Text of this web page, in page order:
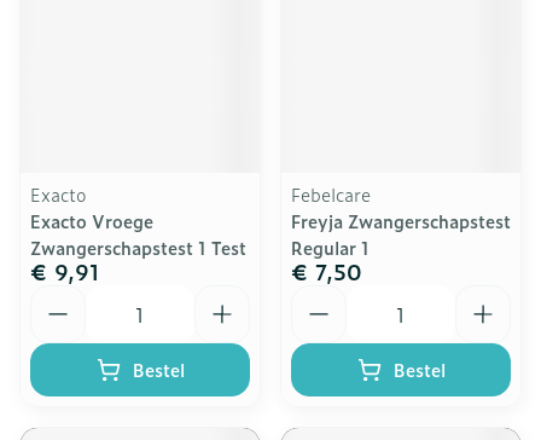
Exacto
Exacto Vroege
Zwangerschapstest 1 Test
€ 9,91
Bestel
Febelcare
Freyja Zwangerschapstest
Regular 1
€ 7,50
Bestel